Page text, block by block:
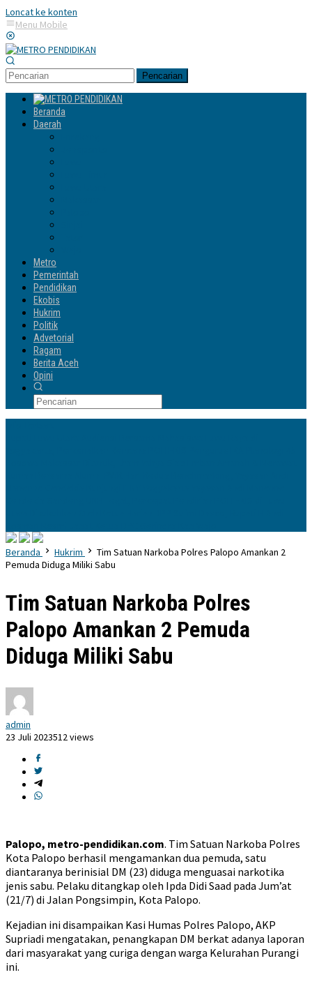
Loncat ke konten
Menu Mobile
Pencarian
Beranda
Daerah
Metro
Pemerintah
Pendidikan
Ekobis
Hukrim
Politik
Advetorial
Ragam
Berita Aceh
Opini
Beranda Hukrim
Tim Satuan Narkoba Polres Palopo Amankan 2
Pemuda Diduga Miliki Sabu
Tim Satuan Narkoba Polres
Palopo Amankan 2 Pemuda
Diduga Miliki Sabu
admin
23 Juli 2023512 views
Palopo, metro-pendidikan.com. Tim Satuan Narkoba Polres
Kota Palopo berhasil mengamankan dua pemuda, satu
diantaranya berinisial DM (23) diduga menguasai narkotika
jenis sabu. Pelaku ditangkap oleh Ipda Didi Saad pada Jum’at
(21/7) di Jalan Pongsimpin, Kota Palopo.
Kejadian ini disampaikan Kasi Humas Polres Palopo, AKP
Supriadi mengatakan, penangkapan DM berkat adanya laporan
dari masyarakat yang curiga dengan warga Kelurahan Purangi
ini.